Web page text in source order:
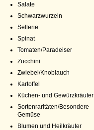
Salate
Schwarzwurzeln
Sellerie
Spinat
Tomaten/Paradeiser
Zucchini
Zwiebel/Knoblauch
Kartoffel
Küchen- und Gewürzkräuter
Sortenraritäten/Besondere
Gemüse
Blumen und Heilkräuter